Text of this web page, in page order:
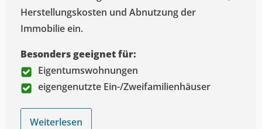
Herstellungskosten und Abnutzung der
Immobilie ein.
Besonders geeignet für:
Eigentumswohnungen
eigengenutzte Ein-/Zweifamilienhäuser
Weiterlesen